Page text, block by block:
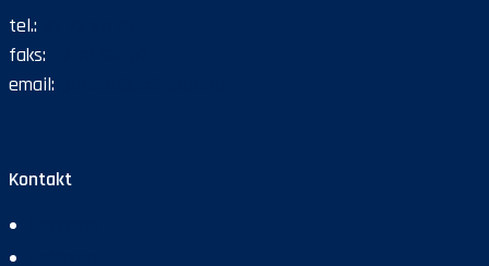
tel.:
faks:
email:
Kontakt